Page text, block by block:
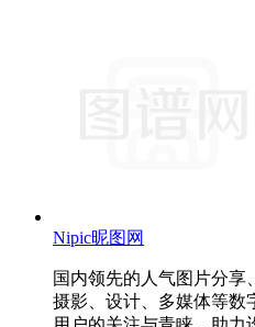
Nipic昵图网
国内领先的人气图片分享
摄影、设计、多媒体等数